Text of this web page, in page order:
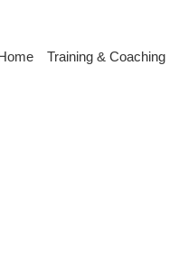
Training & Coaching